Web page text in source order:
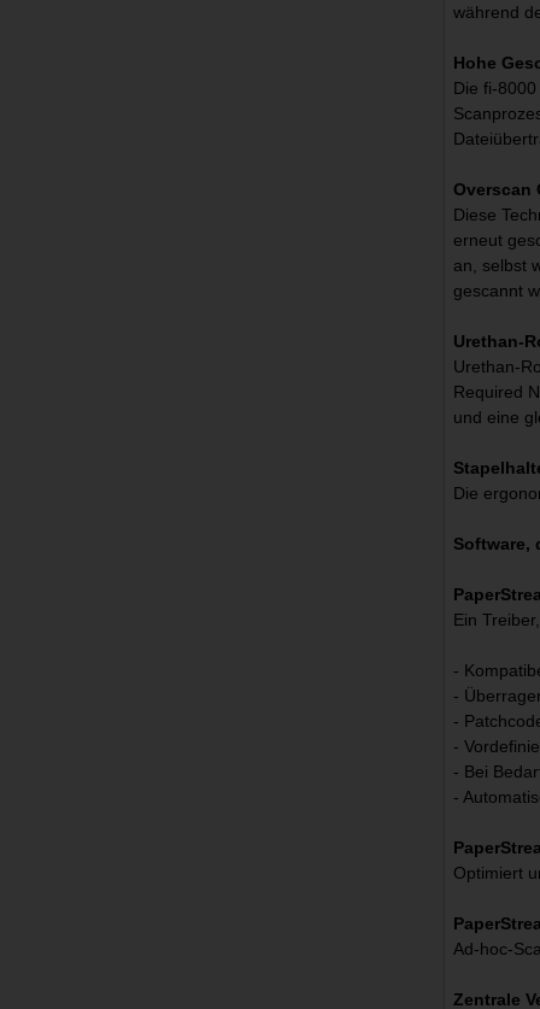
während
Hohe
Die fi-
Overscan
Diese
erneut
an, selbst
gescannt
Urethan-
Urethan-
Required
und eine
Die
Software,
Ein
-
-
-
-
- Bei
-
Optimiert
Ad-hoc-
Zentrale